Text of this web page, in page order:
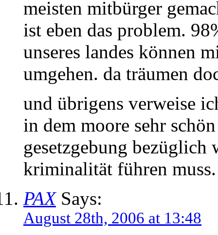
meisten mitbürger
ist eben das problem.
unseres landes können
umgehen. da träumen
und übrigens verweise
in dem moore sehr
gesetzgebung
kriminalität führen
PAXSays:
August 28th, 2006 at 13:48